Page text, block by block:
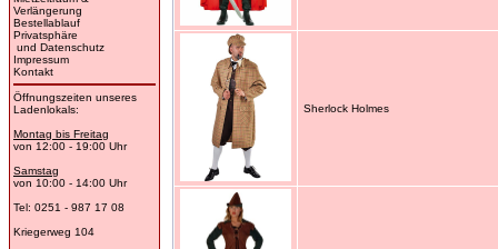
Verlängerung
Bestellablauf
Privatsphäre
und Datenschutz
Impressum
Kontakt
Öffnungszeiten unseres
Ladenlokals:
Montag bis Freitag
von 12:00 - 19:00 Uhr
Samstag
von 10:00 - 14:00 Uhr
Tel: 0251 - 987 17 08
Kriegerweg 104
Sherlock Holmes